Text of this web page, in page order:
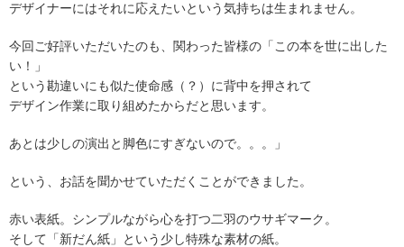
デザイナーにはそれに応えたいという気持ちは生まれません。
今回ご好評いただいたのも、関わった皆様の「この本を世に出した
い！」
という勘違いにも似た使命感（？）に背中を押されて
デザイン作業に取り組めたからだと思います。
あとは少しの演出と脚色にすぎないので。。。」
という、お話を聞かせていただくことができました。
赤い表紙。シンプルながら心を打つ二羽のウサギマーク。
そして「新だん紙」という少し特殊な素材の紙。